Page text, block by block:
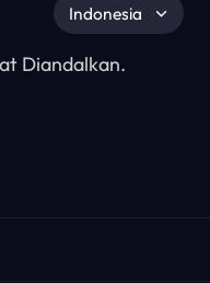
Diandalkan.
Indonesia